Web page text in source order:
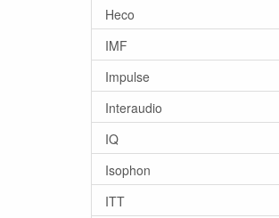
Heco
IMF
Impulse
Interaudio
IQ
Isophon
ITT